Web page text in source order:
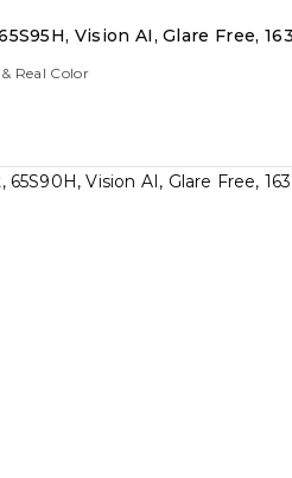
Vision AI, Glare Free,
Real Color